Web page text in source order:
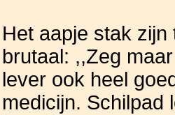
Het aapje stak
brutaal: ,,Zeg
lever ook heel
medicijn. Schilpad